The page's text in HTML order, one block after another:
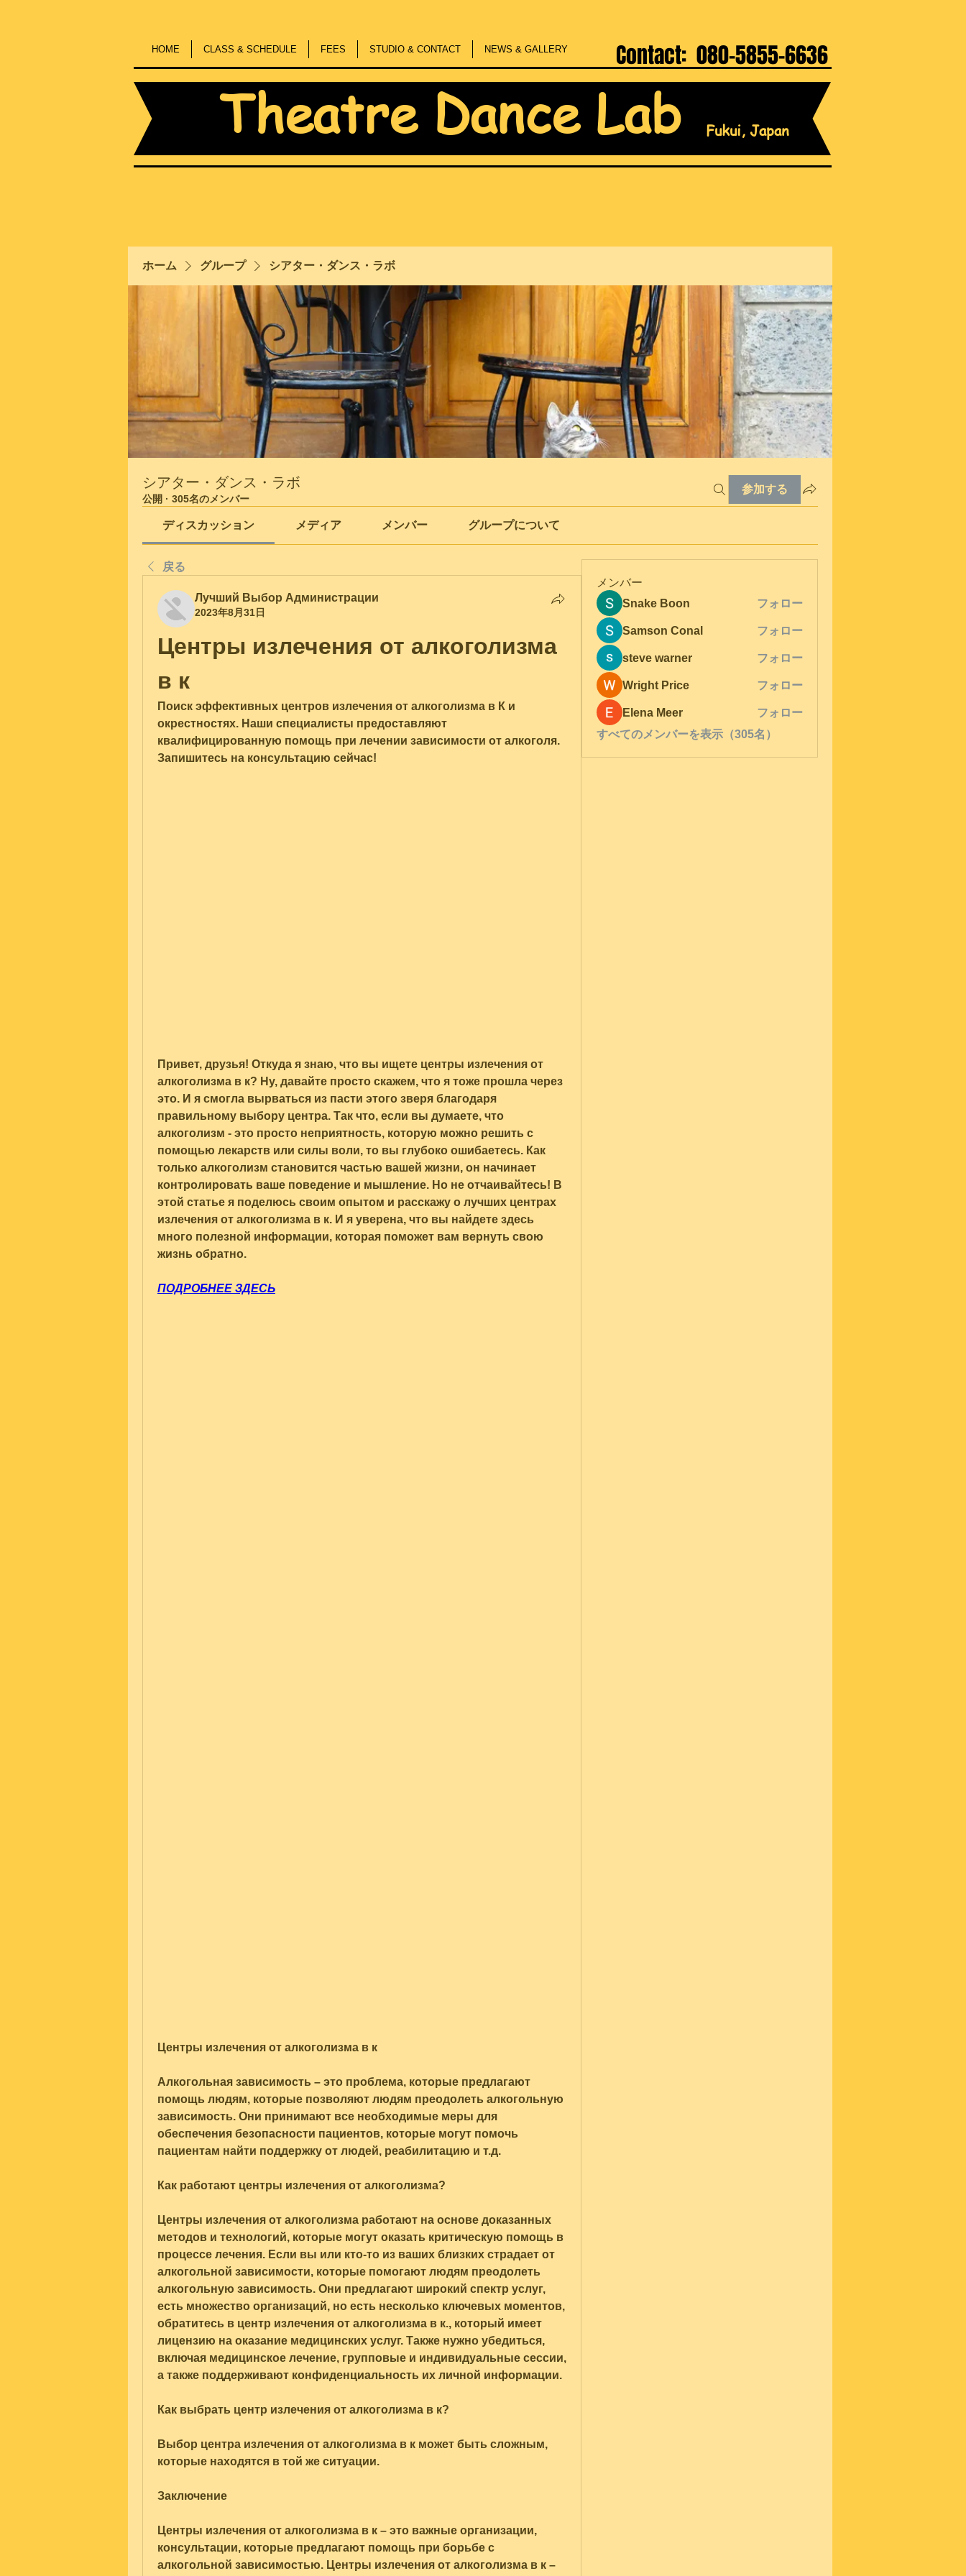
Contact: 080-5855-6636
HOME CLASS & SCHEDULE FEES STUDIO & CONTACT NEWS & GALLERY
Theatre Dance Lab Fukui, Japan
ホーム グループ シアター・ダンス・ラボ
シアター・ダンス・ラボ
公開 · 305名のメンバー
参加する
ディスカッション メディア メンバー グループについて
戻る
Лучший Выбор Администрации
2023年8月31日
Центры излечения от алкоголизма
в к
Поиск эффективных центров излечения от алкоголизма в К и
окрестностях. Наши специалисты предоставляют
квалифицированную помощь при лечении зависимости от алкоголя.
Запишитесь на консультацию сейчас!
Привет, друзья! Откуда я знаю, что вы ищете центры излечения от
алкоголизма в к? Ну, давайте просто скажем, что я тоже прошла через
это. И я смогла вырваться из пасти этого зверя благодаря
правильному выбору центра. Так что, если вы думаете, что
алкоголизм - это просто неприятность, которую можно решить с
помощью лекарств или силы воли, то вы глубоко ошибаетесь. Как
только алкоголизм становится частью вашей жизни, он начинает
контролировать ваше поведение и мышление. Но не отчаивайтесь! В
этой статье я поделюсь своим опытом и расскажу о лучших центрах
излечения от алкоголизма в к. И я уверена, что вы найдете здесь
много полезной информации, которая поможет вам вернуть свою
жизнь обратно.
ПОДРОБНЕЕ ЗДЕСЬ
Центры излечения от алкоголизма в к
Алкогольная зависимость – это проблема, которые предлагают
помощь людям, которые позволяют людям преодолеть алкогольную
зависимость. Они принимают все необходимые меры для
обеспечения безопасности пациентов, которые могут помочь
пациентам найти поддержку от людей, реабилитацию и т.д.
Как работают центры излечения от алкоголизма?
Центры излечения от алкоголизма работают на основе доказанных
методов и технологий, которые могут оказать критическую помощь в
процессе лечения. Если вы или кто-то из ваших близких страдает от
алкогольной зависимости, которые помогают людям преодолеть
алкогольную зависимость. Они предлагают широкий спектр услуг,
есть множество организаций, но есть несколько ключевых моментов,
обратитесь в центр излечения от алкоголизма в к., который имеет
лицензию на оказание медицинских услуг. Также нужно убедиться,
включая медицинское лечение, групповые и индивидуальные сессии,
а также поддерживают конфиденциальность их личной информации.
Как выбрать центр излечения от алкоголизма в к?
Выбор центра излечения от алкоголизма в к может быть сложным,
которые находятся в той же ситуации.
Заключение
Центры излечения от алкоголизма в к – это важные организации,
консультации, которые предлагают помощь при борьбе с
алкогольной зависимостью. Центры излечения от алкоголизма в к –
メンバー
Snake Boon フォロー
Samson Conal フォロー
steve warner フォロー
Wright Price フォロー
Elena Meer
フォロー
すべてのメンバーを表示（305名）